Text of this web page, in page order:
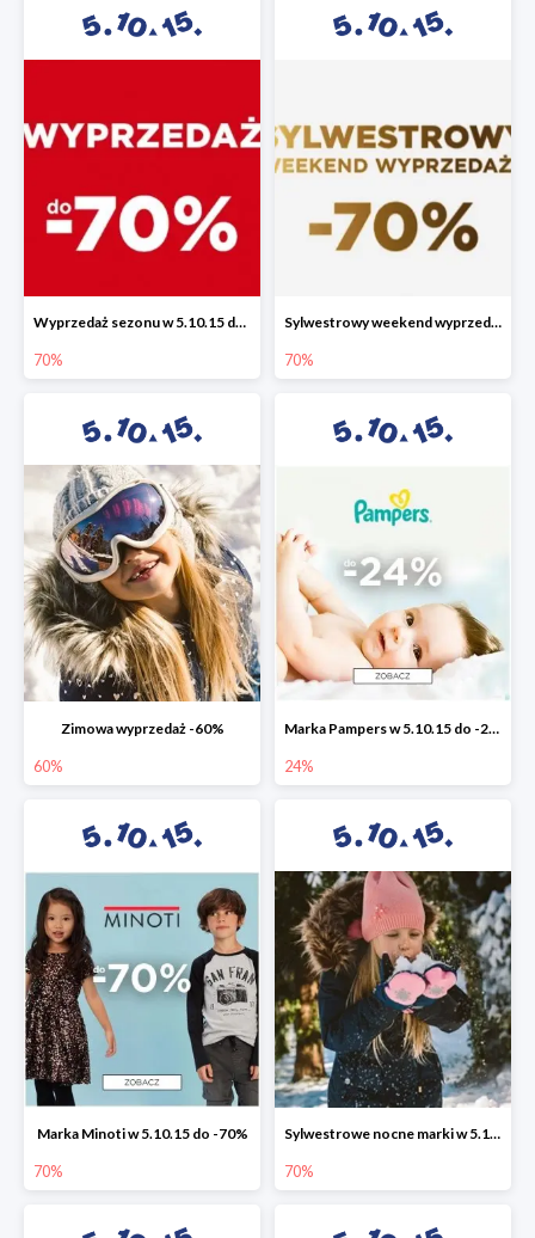
Wyprzedaż sezonu w 5.10.15 do -70%
70%
Sylwestrowy weekend wyprzedaży do -70%
70%
Zimowa wyprzedaż -60%
60%
Marka Pampers w 5.10.15 do -24%
24%
Marka Minoti w 5.10.15 do -70%
70%
Sylwestrowe nocne marki w 5.10.15 do -70%
70%